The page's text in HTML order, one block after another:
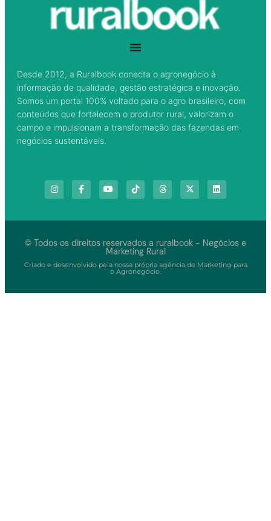
Desde 2012, a Ruralbook conecta o agronegócio à
informação de qualidade, gestão estratégica e inovação.
Somos um portal 100% voltado para o agro brasileiro, com
conteúdos que fortalecem o produtor rural, valorizam o
campo e impulsionam a transformação das fazendas em
negócios sustentáveis.
© Todos os direitos reservados a ruralbook - Negócios e
Marketing Rural
Criado e desenvolvido pela nossa própria agência de Marketing para
o Agronegócio.